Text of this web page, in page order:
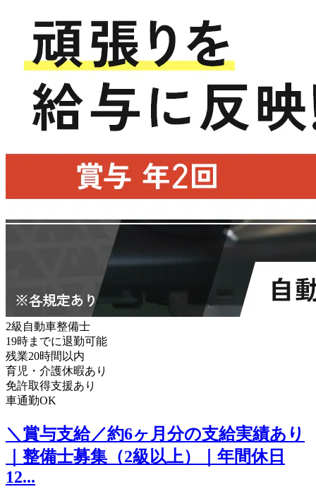
2級自動車整備士
19時までに退勤可能
残業20時間以内
育児・介護休暇あり
免許取得支援あり
車通勤OK
＼賞与支給／約6ヶ月分の支給実績あり
｜整備士募集（2級以上）｜年間休日
12...